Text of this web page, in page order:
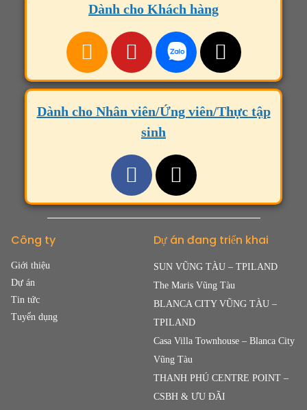
Dành cho Khách hàng
Dành cho Nhân viên/Ứng viên/Thực tập
sinh
Công ty
Giới thiệu
Dự án
Tin tức
Tuyển dụng
Dự án đang triển khai
SUN VŨNG TÀU – TPILAND
The Maris Vũng Tàu
BLANCA CITY VŨNG TÀU –
TPILAND
Casa Villa Townhouse – Blanca City
Vũng Tàu
THANH PHÚ CENTRE POINT –
CSBH & ƯU ĐÃI